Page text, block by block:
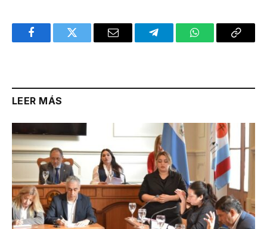
FacebookTwitter Email TelegramWhatsAppCopy
LEER MÁS